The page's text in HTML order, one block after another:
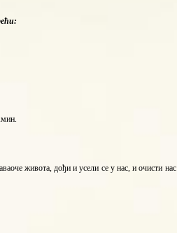
живота, дођи и усели се у нас, и очисти нас